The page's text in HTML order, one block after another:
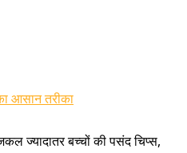
आसान तरीका
ज्यादातर बच्चों की पसंद चिप्स,